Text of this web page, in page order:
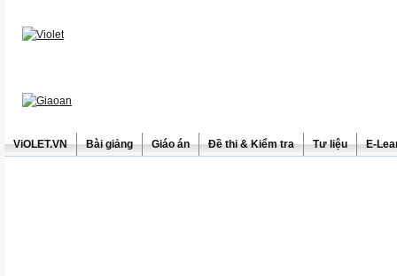
ViOLET.VN Bài giảng Giáo án Đề thi & Kiểm tra Tư liệu E-